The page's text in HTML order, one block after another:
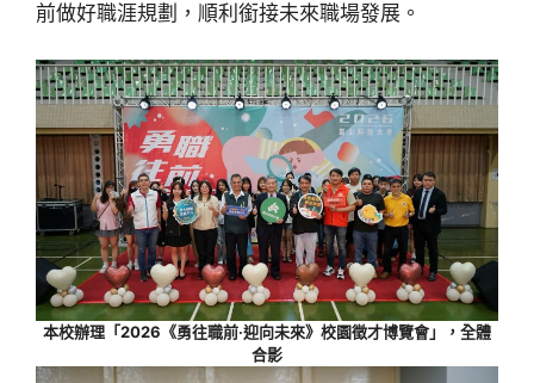
前做好職涯規劃，順利銜接未來職場發展。
本校辦理「2026《勇往職前‧迎向未來》校園徵才博覽會」，全體
合影